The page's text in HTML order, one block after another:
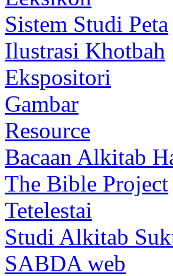
Sistem Studi Peta
Ilustrasi Khotbah
Ekspositori
Gambar
Resource
Bacaan Alkitab
The Bible Project
Tetelestai
Studi Alkitab
SABDA web